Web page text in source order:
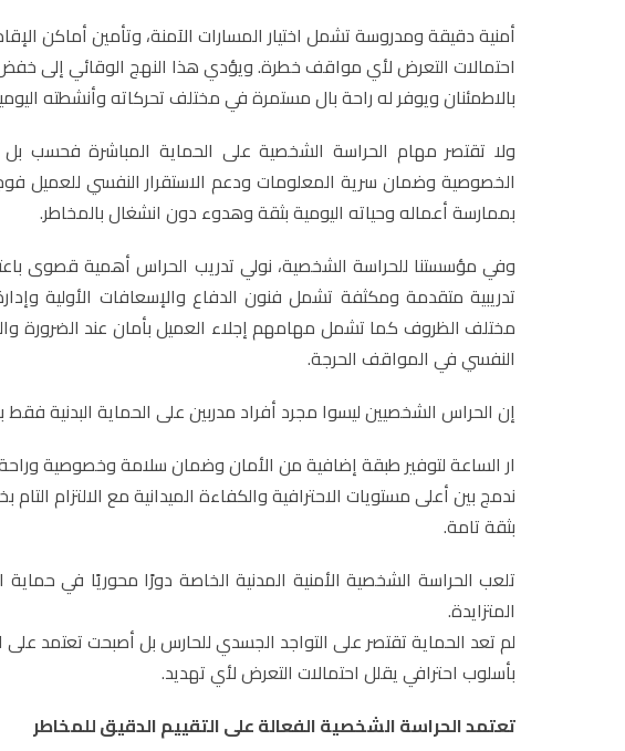
أمنية دقيقة ومدروسة تشمل اختيار المسارات الآمنة، وتأمين أماكن
احتمالات التعرض لأي مواقف خطرة. ويؤدي هذا النهج الوقائي إلى
بالاطمئنان ويوفر له راحة بال مستمرة في مختلف تحركاته وأنشطته
ولا تقتصر مهام الحراسة الشخصية على الحماية المباشرة
الخصوصية وضمان سرية المعلومات ودعم الاستقرار النفسي للعميل
بممارسة أعماله وحياته اليومية بثقة وهدوء دون انشغال بالمخاطر.
وفي مؤسستنا للحراسة الشخصية، نولي تدريب الحراس أهمية قصوى
تدريبية متقدمة ومكثفة تشمل فنون الدفاع والإسعافات الأولية
مختلف الظروف كما تشمل مهامهم إجلاء العميل بأمان عند الضرورة
النفسي في المواقف الحرجة.
إن الحراس الشخصيين ليسوا مجرد أفراد مدربين على الحماية البدنية
ار الساعة لتوفير طبقة إضافية من الأمان وضمان سلامة وخصوصية
ندمج بين أعلى مستويات الاحترافية والكفاءة الميدانية مع الالتزام
بثقة تامة.
تلعب الحراسة الشخصية الأمنية المدنية الخاصة دورًا محوريًا في
المتزايدة.
لم تعد الحماية تقتصر على التواجد الجسدي للحارس بل أصبحت تعتمد على
بأسلوب احترافي يقلل احتمالات التعرض لأي تهديد.
تعتمد الحراسة الشخصية الفعالة على التقييم الدقيق للمخاطر